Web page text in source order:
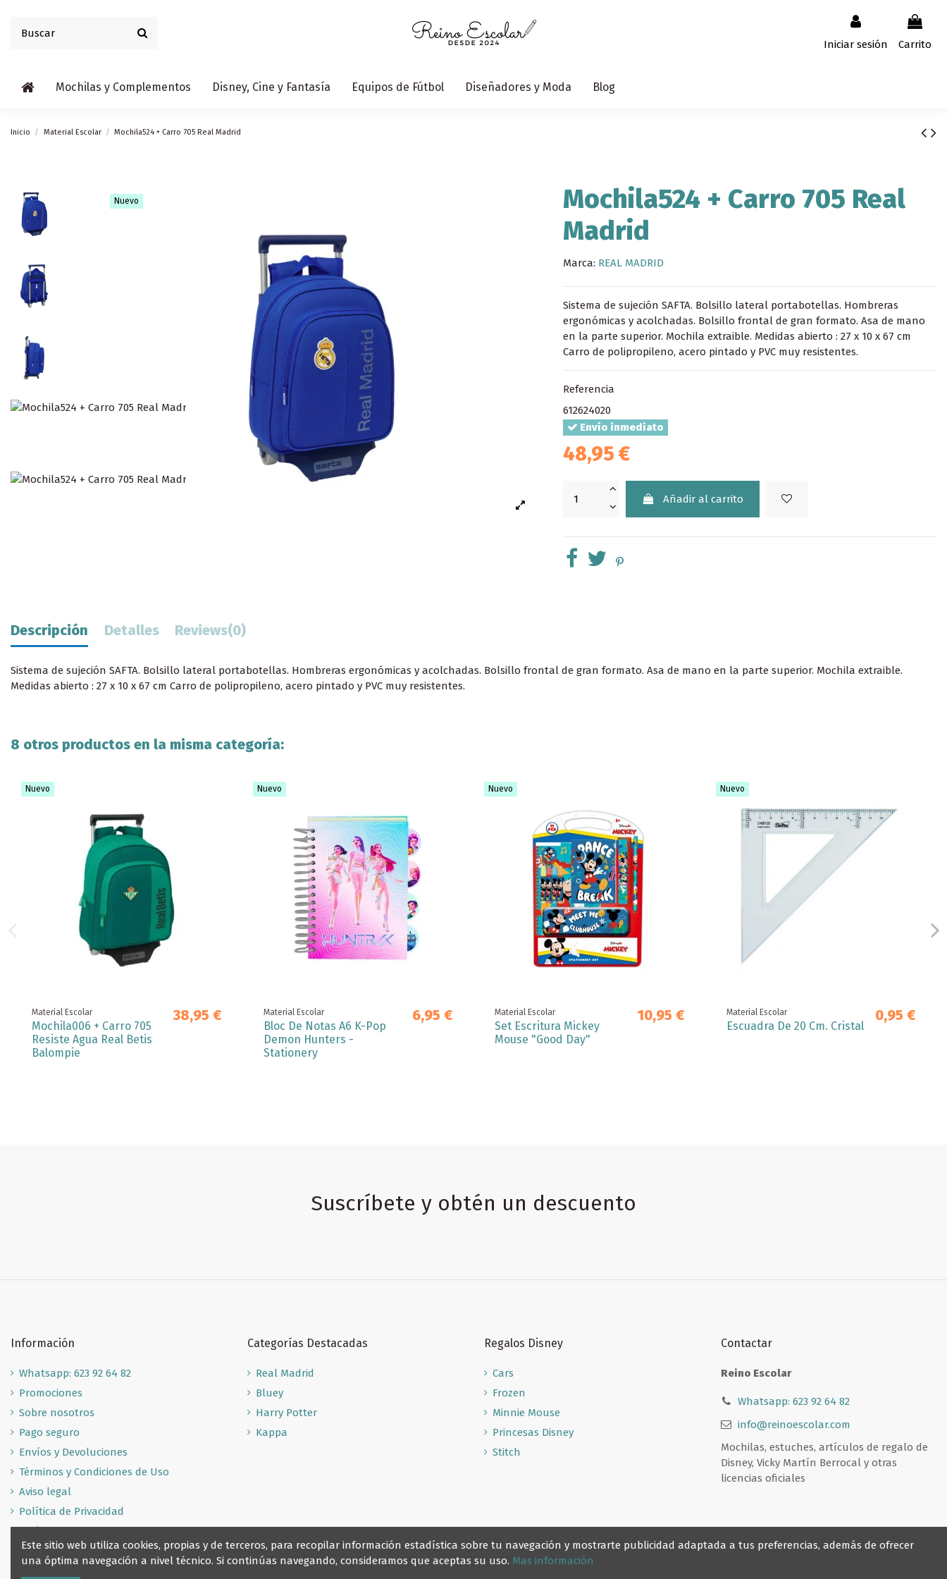
Iniciar sesión Carrito
Mochilas y Complementos Disney, Cine y Fantasía Equipos de Fútbol Diseñadores y Moda Blog
Inicio Material Escolar Mochila524 + Carro 705 Real Madrid
Nuevo
Mochila524 + Carro 705 Real
Madrid
Marca: REAL MADRID
Sistema de sujeción SAFTA. Bolsillo lateral portabotellas. Hombreras
ergonómicas y acolchadas. Bolsillo frontal de gran formato. Asa de mano
en la parte superior. Mochila extraible. Medidas abierto : 27 x 10 x 67 cm
Carro de polipropileno, acero pintado y PVC muy resistentes.
Referencia
612624020
Envío inmediato
48,95 €
Añadir al carrito
Descripción Detalles Reviews(0)
Sistema de sujeción SAFTA. Bolsillo lateral portabotellas. Hombreras ergonómicas y acolchadas. Bolsillo frontal de gran formato. Asa de mano en la parte superior. Mochila extraible.
Medidas abierto : 27 x 10 x 67 cm Carro de polipropileno, acero pintado y PVC muy resistentes.
8 otros productos en la misma categoría:
Nuevo
Material Escolar
Mochila006 + Carro 705
Resiste Agua Real Betis
Balompie
38,95 €
Nuevo
Material Escolar
Bloc De Notas A6 K-Pop
Demon Hunters -
Stationery
6,95 €
Nuevo
Material Escolar
Set Escritura Mickey
Mouse "Good Day"
10,95 €
Nuevo
Material Escolar
Escuadra De 20 Cm. Cristal
0,95 €
Suscríbete y obtén un descuento
Información
Whatsapp: 623 92 64 82
Promociones
Sobre nosotros
Pago seguro
Envíos y Devoluciones
Términos y Condiciones de Uso
Aviso legal
Política de Privacidad
Política de Cookies
Categorías Destacadas
Real Madrid
Bluey
Harry Potter
Kappa
Regalos Disney
Cars
Frozen
Minnie Mouse
Princesas Disney
Stitch
Contactar
Reino Escolar
Whatsapp: 623 92 64 82
info@reinoescolar.com
Mochilas, estuches, artículos de regalo de
Disney, Vicky Martín Berrocal y otras
licencias oficiales
Este sitio web utiliza cookies, propias y de terceros, para recopilar información estadística sobre tu navegación y mostrarte publicidad adaptada a tus preferencias, además de ofrecer
una óptima navegación a nivel técnico. Si continúas navegando, consideramos que aceptas su uso. Mas información